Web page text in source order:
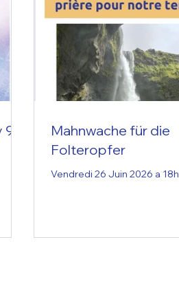
9
Mahnwache für die
Folteropfer
Vendredi 26 Juin 2026 a 18h